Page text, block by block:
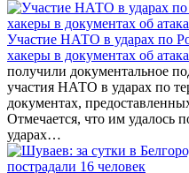
Участие НАТО в ударах по
хакеры в документах об
получили документальное
участия НАТО в ударах по
документах,
Отмечается, что им удалось
ударах…